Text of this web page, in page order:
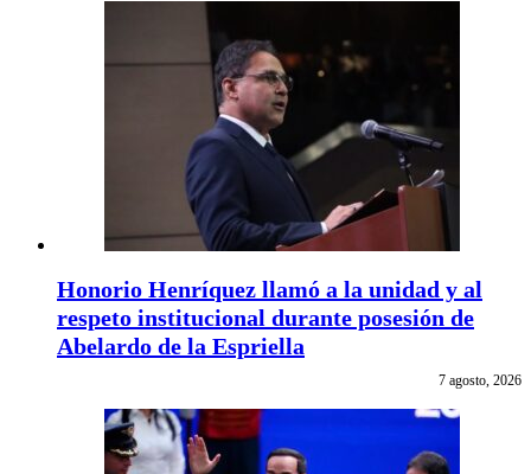
Honorio Henríquez llamó a la unidad y al
respeto institucional durante posesión de
Abelardo de la Espriella
7 agosto, 2026